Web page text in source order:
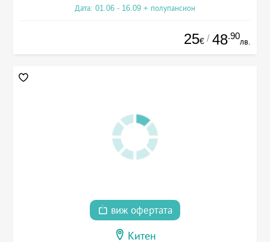
Дата: 01.06 - 16.09 + полупансион
25€ / 48.90
лв.
виж офертата
Китен